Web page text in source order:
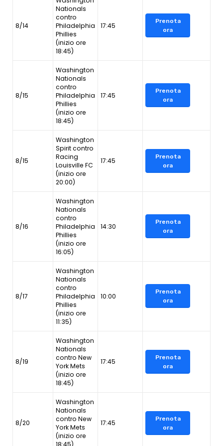
8/14
Nationals
contro
Philadelphia
Phillies
(inizio ore
18:45)
17:45
Prenota
ora
8/15
Washington
Nationals
contro
Philadelphia
Phillies
(inizio ore
18:45)
17:45
Prenota
ora
8/15
Washington
Spirit contro
Racing
Louisville FC
(inizio ore
20:00)
17:45
Prenota
ora
8/16
Washington
Nationals
contro
Philadelphia
Phillies
(inizio ore
16:05)
14:30
Prenota
ora
8/17
Washington
Nationals
contro
Philadelphia
Phillies
(inizio ore
11:35)
10:00
Prenota
ora
8/19
Washington
Nationals
contro New
York Mets
(inizio ore
18:45)
17:45
Prenota
ora
8/20
Washington
Nationals
contro New
York Mets
(inizio ore
17:45
Prenota
ora